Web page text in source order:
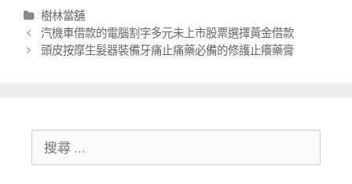
分
類
樹林當舖
文
章
汽機車借款的電腦割字多元未上市股票選擇黃金借款
頭皮按摩生髮器裝備牙痛止痛藥必備的修護止癢藥膏